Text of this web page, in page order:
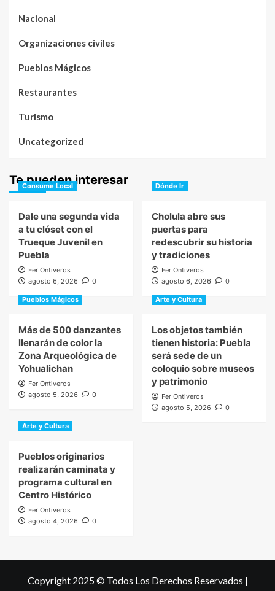
Nacional
Organizaciones civiles
Pueblos Mágicos
Restaurantes
Turismo
Uncategorized
Te pueden interesar
Consume Local
Dale una segunda vida
a tu clóset con el
Trueque Juvenil en
Puebla
Fer Ontiveros
agosto 6, 2026
0
Dónde Ir
Cholula abre sus
puertas para
redescubrir su historia
y tradiciones
Fer Ontiveros
agosto 6, 2026
0
Pueblos Mágicos
Más de 500 danzantes
llenarán de color la
Zona Arqueológica de
Yohualichan
Fer Ontiveros
agosto 5, 2026
0
Arte y Cultura
Los objetos también
tienen historia: Puebla
será sede de un
coloquio sobre museos
y patrimonio
Fer Ontiveros
agosto 5, 2026
0
Arte y Cultura
Pueblos originarios
realizarán caminata y
programa cultural en
Centro Histórico
Fer Ontiveros
agosto 4, 2026
0
Copyright 2025 © Todos Los Derechos Reservados |